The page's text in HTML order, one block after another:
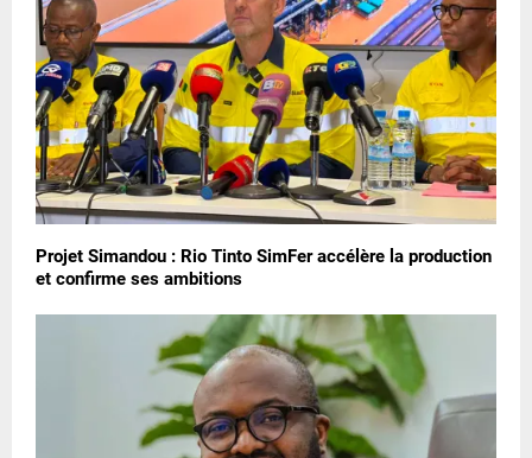
Projet Simandou : Rio Tinto SimFer accélère la production
et confirme ses ambitions